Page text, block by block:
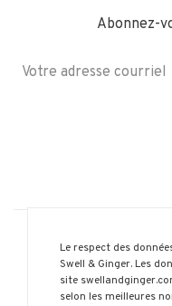
Abonnez-
Le respect des
Swell & Ginger. Les
site
selon les meilleures